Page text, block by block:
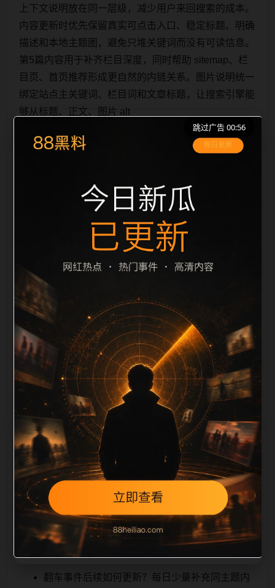
上下文说明放在同一层级，减少用户来回搜索的成本。
内容更新时优先保留真实可点击入口、稳定标题、明确
描述和本地主题图，避免只堆关键词而没有可读信息。
第5篇内容用于补齐栏目深度，同时帮助 sitemap、栏
目页、首页推荐形成更自然的内链关系。图片说明统一
绑定站点主关键词、栏目词和文章标题，让搜索引擎能
够从标题、正文、图片 alt
、title 之间识别一致主题。后续每日采集时，建议继续
执行远程图片本地化、坏图默认图兜底、标题去重和
description 长度过滤。如果同一主题下有多个相近页
面，应通过不同角度补充事件背景、访问场景、相关问
题或专题入口，降低站群页面之间的重复感。页面底部
保留同类推荐、上一篇下一篇和 sitemap 入口，保证重
要页面点击深度尽量控制在三次以内。正文维护时可按
用户搜索路径补充三类信息：入口是否稳定、同栏目还
有哪些可继续阅读、移动端打开时图片和摘要是否一
致。每次新增内容后同步检查标题、description、
canonical、主题图、alt、title和推荐链接，确保页面既
能被搜索引擎理解
相关问题与推荐
，也能让真实用户顺着栏目继续浏览。同站连续更新时
避免重复标题和重复首段，优先补充不同关键词、不同
栏目词和不同问题角度。栏目页则保留清晰入口，方便
后续专题自动归集。发布后按真实浏览器复查首屏、图
片、跳转体验、相关推荐和加载速度。
翻车事件后续如何更新？每日少量补充同主题内
跳过广告 00:56